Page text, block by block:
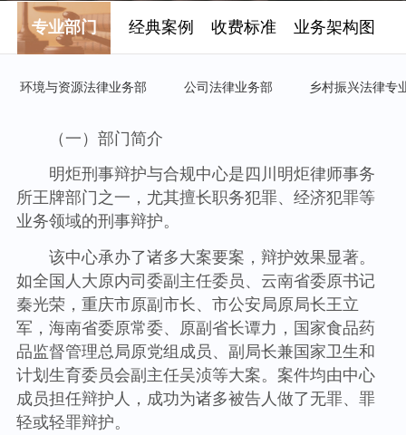
专业部门 经典案例 收费标准 业务架构图
环境与资源法律业务部 公司法律业务部 乡村振兴法律专
（一）部门简介
明炬刑事辩护与合规中心是四川明炬律师事务
所王牌部门之一，尤其擅长职务犯罪、经济犯罪等
业务领域的刑事辩护。
该中心承办了诸多大案要案，辩护效果显著。
如全国人大原内司委副主任委员、云南省委原书记
秦光荣，重庆市原副市长、市公安局原局长王立
军，海南省委原常委、原副省长谭力，国家食品药
品监督管理总局原党组成员、副局长兼国家卫生和
计划生育委员会副主任吴浈等大案。案件均由中心
成员担任辩护人，成功为诸多被告人做了无罪、罪
轻或轻罪辩护。